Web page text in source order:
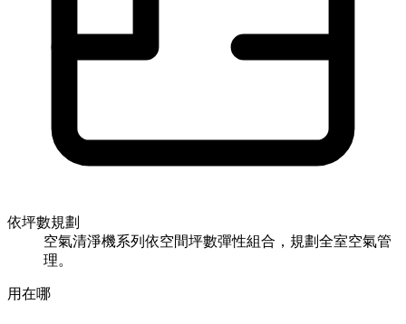
依坪數規劃
空氣清淨機系列依空間坪數彈性組合，規劃全室空氣管
理。
用在哪